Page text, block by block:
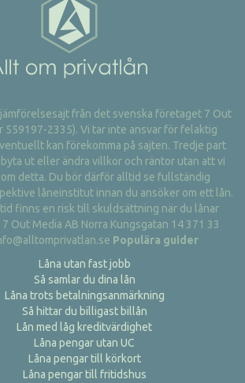
från det svenska företaget 7 Out
559197-2335). Vi tar inte ansvar för felaktig
kan förekomma på sajten. Tredje part
ut eller ändra villkor och räntor utan att vi
detta. Du bör därför alltid se fullständig
låneinstitut innan du ansöker om ett lån.
finns en risk till skuldsättning när du lånar
7 Out Media AB Norra Kungsgatan 14 371 33
Populära guider
Låna utan fast jobb
Så samlar du dina lån
Låna trots betalningsanmärkning
Så hittar du billigast billån
Lån med låg kreditvärdighet
Låna pengar utan UC
Låna pengar till körkort
Låna pengar till fritidshus